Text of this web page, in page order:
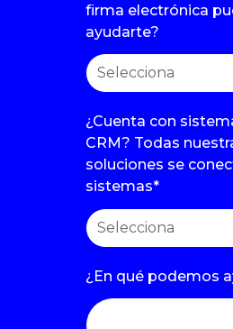
firma electrónica
ayudarte?
¿Cuenta con
CRM? Todas
soluciones se
sistemas*
¿En qué podemos